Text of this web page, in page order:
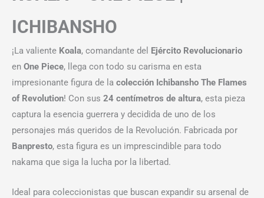
ICHIBANSHO
¡La valiente Koala, comandante del Ejército Revolucionario
en One Piece, llega con todo su carisma en esta
impresionante figura de la colección Ichibansho The Flames
of Revolution! Con sus 24 centímetros de altura, esta pieza
captura la esencia guerrera y decidida de uno de los
personajes más queridos de la Revolución. Fabricada por
Banpresto, esta figura es un imprescindible para todo
nakama que siga la lucha por la libertad.
Ideal para coleccionistas que buscan expandir su arsenal de